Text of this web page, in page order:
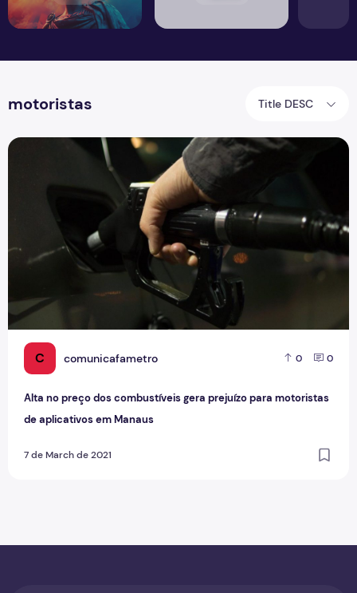
motoristas Title DESC
C comunicafametro 0 0
Alta no preço dos combustíveis gera prejuízo para motoristas
de aplicativos em Manaus
7 de March de 2021
Alta no preço dos combustíveis gera prejuízo para